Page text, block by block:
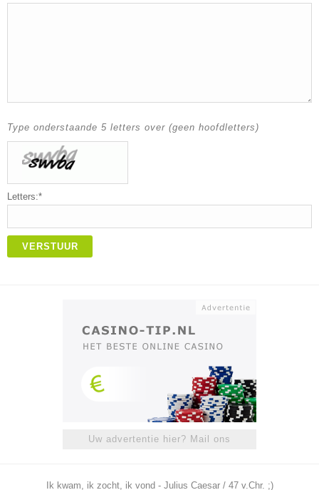
Type onderstaande 5 letters over (geen hoofdletters)
Letters:*
VERSTUUR
Uw advertentie hier? Mail ons
Ik kwam, ik zocht, ik vond - Julius Caesar / 47 v.Chr. ;)